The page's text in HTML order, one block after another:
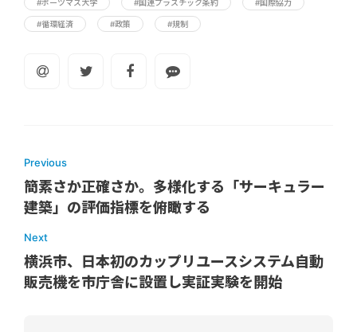
#ポーツマス大学 #国連プラスチック条約 #国際協力
#循環経済 #政策 #規制
Previous
簡素さか正確さか。多様化する「サーキュラー
建築」の評価指標を俯瞰する
Next
横浜市、日本初のカップリユースシステム自動
販売機を市庁舎に設置し実証実験を開始